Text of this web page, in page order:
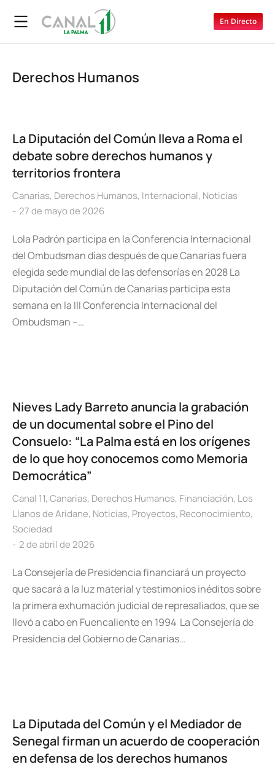
En Directo
Derechos Humanos
La Diputación del Común lleva a Roma el
debate sobre derechos humanos y
territorios frontera
Canarias, Derechos Humanos, Internacional, Noticias
27 de mayo de 2026
Lola Padrón participa en la Conferencia Internacional
del Ombudsman días después de que Canarias fuera
elegida sede mundial de las defensorías en 2028 La
Diputación del Común de Canarias participa esta
semana en la III Conferencia Internacional del
Ombudsman –…
Nieves Lady Barreto anuncia la grabación
de un documental sobre el Pino del
Consuelo: “La Palma está en los orígenes
de lo que hoy conocemos como Memoria
Democrática”
Canal 11, Canarias, Derechos Humanos, Financiación, Los
Llanos de Aridane, Noticias, Proyectos, Reconocimiento,
Sociedad
2 de abril de 2026
La Consejería de Presidencia financiará un proyecto
que sacará a la luz material y testimonios inéditos sobre
la primera exhumación judicial de represaliados, que se
llevó a cabo en Fuencaliente en 1994 La Consejería de
Presidencia del Gobierno de Canarias…
La Diputada del Común y el Mediador de
Senegal firman un acuerdo de cooperación
en defensa de los derechos humanos